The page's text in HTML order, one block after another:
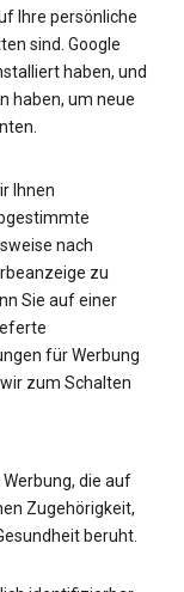
Ihre persönliche
sind. Google
haben, und
haben, um neue
Ihnen
nach
zu
Sie auf einer
für Werbung
zum Schalten
die auf
Zugehörigkeit,
beruht.